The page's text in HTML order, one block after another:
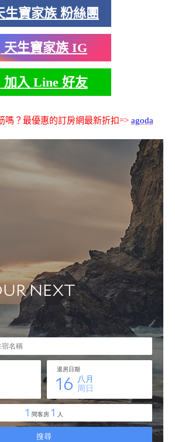
生寶家族 粉絲團
天生寶家族 IG
加入 Line 好友
嗎？最優惠的訂房網最新折扣=> agoda